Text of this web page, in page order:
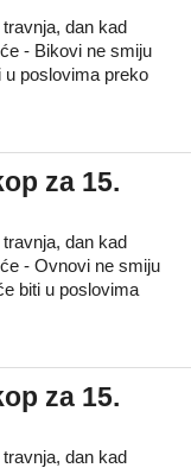
dan kad
- Bikovi ne smiju
u poslovima preko
za 15.
dan kad
- Ovnovi ne smiju
biti u poslovima
za 15.
dan kad